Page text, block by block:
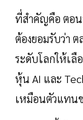
ที่สำคัญคือ ตอน
ต้องยอมรับว่า
ระดับโลกให้เ
หุ้น AI และ
เหมือนตัวแทน